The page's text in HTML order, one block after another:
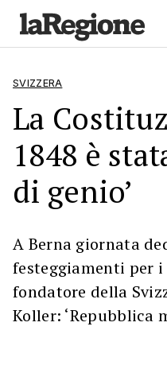
SVIZZERA
La
1848 è
di genio’
A Berna giornata
festeggiamenti per
fondatore della
Koller: ‘Repubblica